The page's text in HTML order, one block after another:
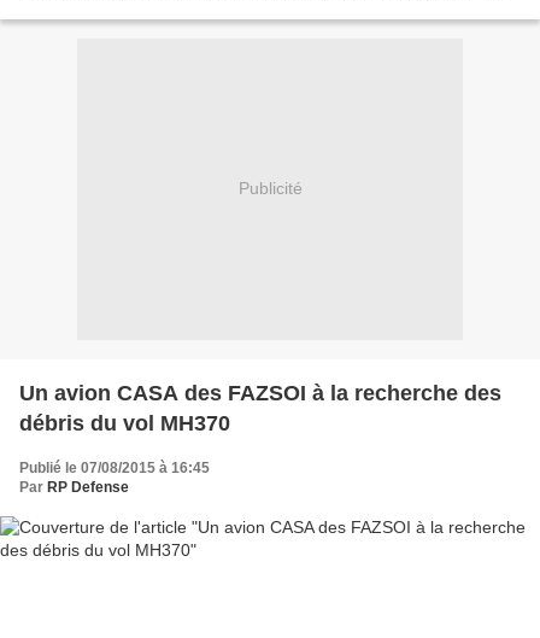
Publicité
Un avion CASA des FAZSOI à la recherche des
débris du vol MH370
Publié le 07/08/2015 à 16:45
Par RP Defense